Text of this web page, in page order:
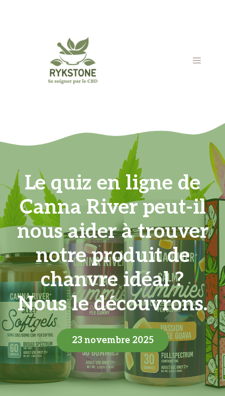
MENU
Le quiz en ligne de
Canna River peut-il
nous aider à trouver
notre produit de
chanvre idéal ?
Nous le découvrons.
23 novembre 2025